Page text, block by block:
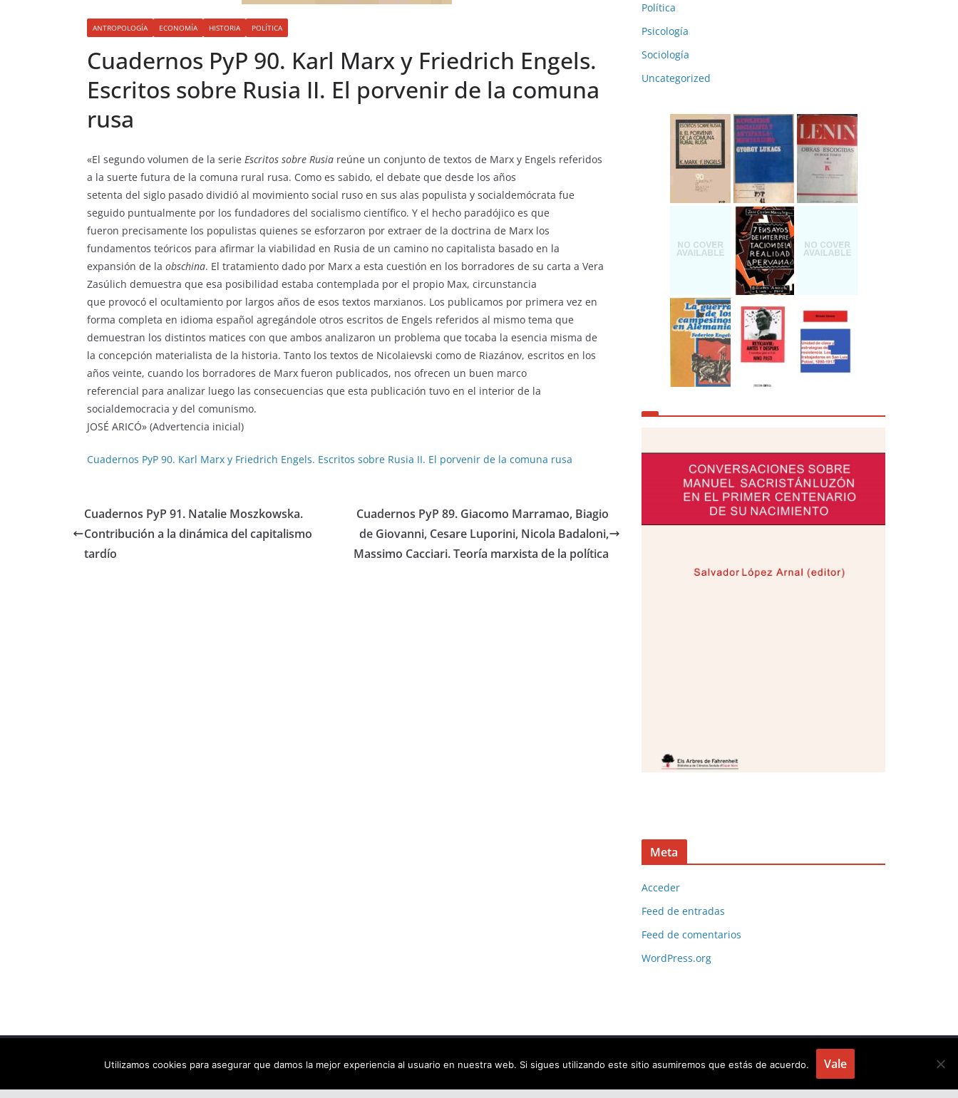
ANTROPOLOGÍA ECONOMÍA HISTORIA POLÍTICA
Cuadernos PyP 90. Karl Marx y Friedrich Engels.
Escritos sobre Rusia II. El porvenir de la comuna
rusa
«El segundo volumen de la serie Escritos sobre Rusia reúne un conjunto de textos de Marx y Engels referidos
a la suerte futura de la comuna rural rusa. Como es sabido, el debate que desde los años
setenta del siglo pasado dividió al movimiento social ruso en sus alas populista y socialdemócrata fue
seguido puntualmente por los fundadores del socialismo científico. Y el hecho paradójico es que
fueron precisamente los populistas quienes se esforzaron por extraer de la doctrina de Marx los
fundamentos teóricos para afirmar la viabilidad en Rusia de un camino no capitalista basado en la
expansión de la obschina. El tratamiento dado por Marx a esta cuestión en los borradores de su carta a Vera
Zasúlich demuestra que esa posibilidad estaba contemplada por el propio Max, circunstancia
que provocó el ocultamiento por largos años de esos textos marxianos. Los publicamos por primera vez en
forma completa en idioma español agregándole otros escritos de Engels referidos al mismo tema que
demuestran los distintos matices con que ambos analizaron un problema que tocaba la esencia misma de
la concepción materialista de la historia. Tanto los textos de Nicolaievski como de Riazánov, escritos en los
años veinte, cuando los borradores de Marx fueron publicados, nos ofrecen un buen marco
referencial para analizar luego las consecuencias que esta publicación tuvo en el interior de la
socialdemocracia y del comunismo.
JOSÉ ARICÓ» (Advertencia inicial)
Cuadernos PyP 90. Karl Marx y Friedrich Engels. Escritos sobre Rusia II. El porvenir de la comuna rusa
Cuadernos PyP 91. Natalie Moszkowska.
Contribución a la dinámica del capitalismo
tardío
Cuadernos PyP 89. Giacomo Marramao, Biagio
de Giovanni, Cesare Luporini, Nicola Badaloni,
Massimo Cacciari. Teoría marxista de la política
Política
Psicología
Sociología
Uncategorized
Meta
Acceder
Feed de entradas
Feed de comentarios
WordPress.org
Copyright © 2026 Els arbres de Fahrenheit: biblioteca virtual
. Todos los derechos reservados.
Utilizamos cookies para asegurar que damos la mejor experiencia al usuario en nuestra web. Si sigues utilizando este sitio asumiremos que estás de acuerdo. Vale